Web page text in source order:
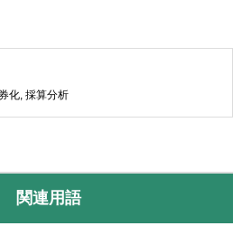
化, 採算分析
関連用語